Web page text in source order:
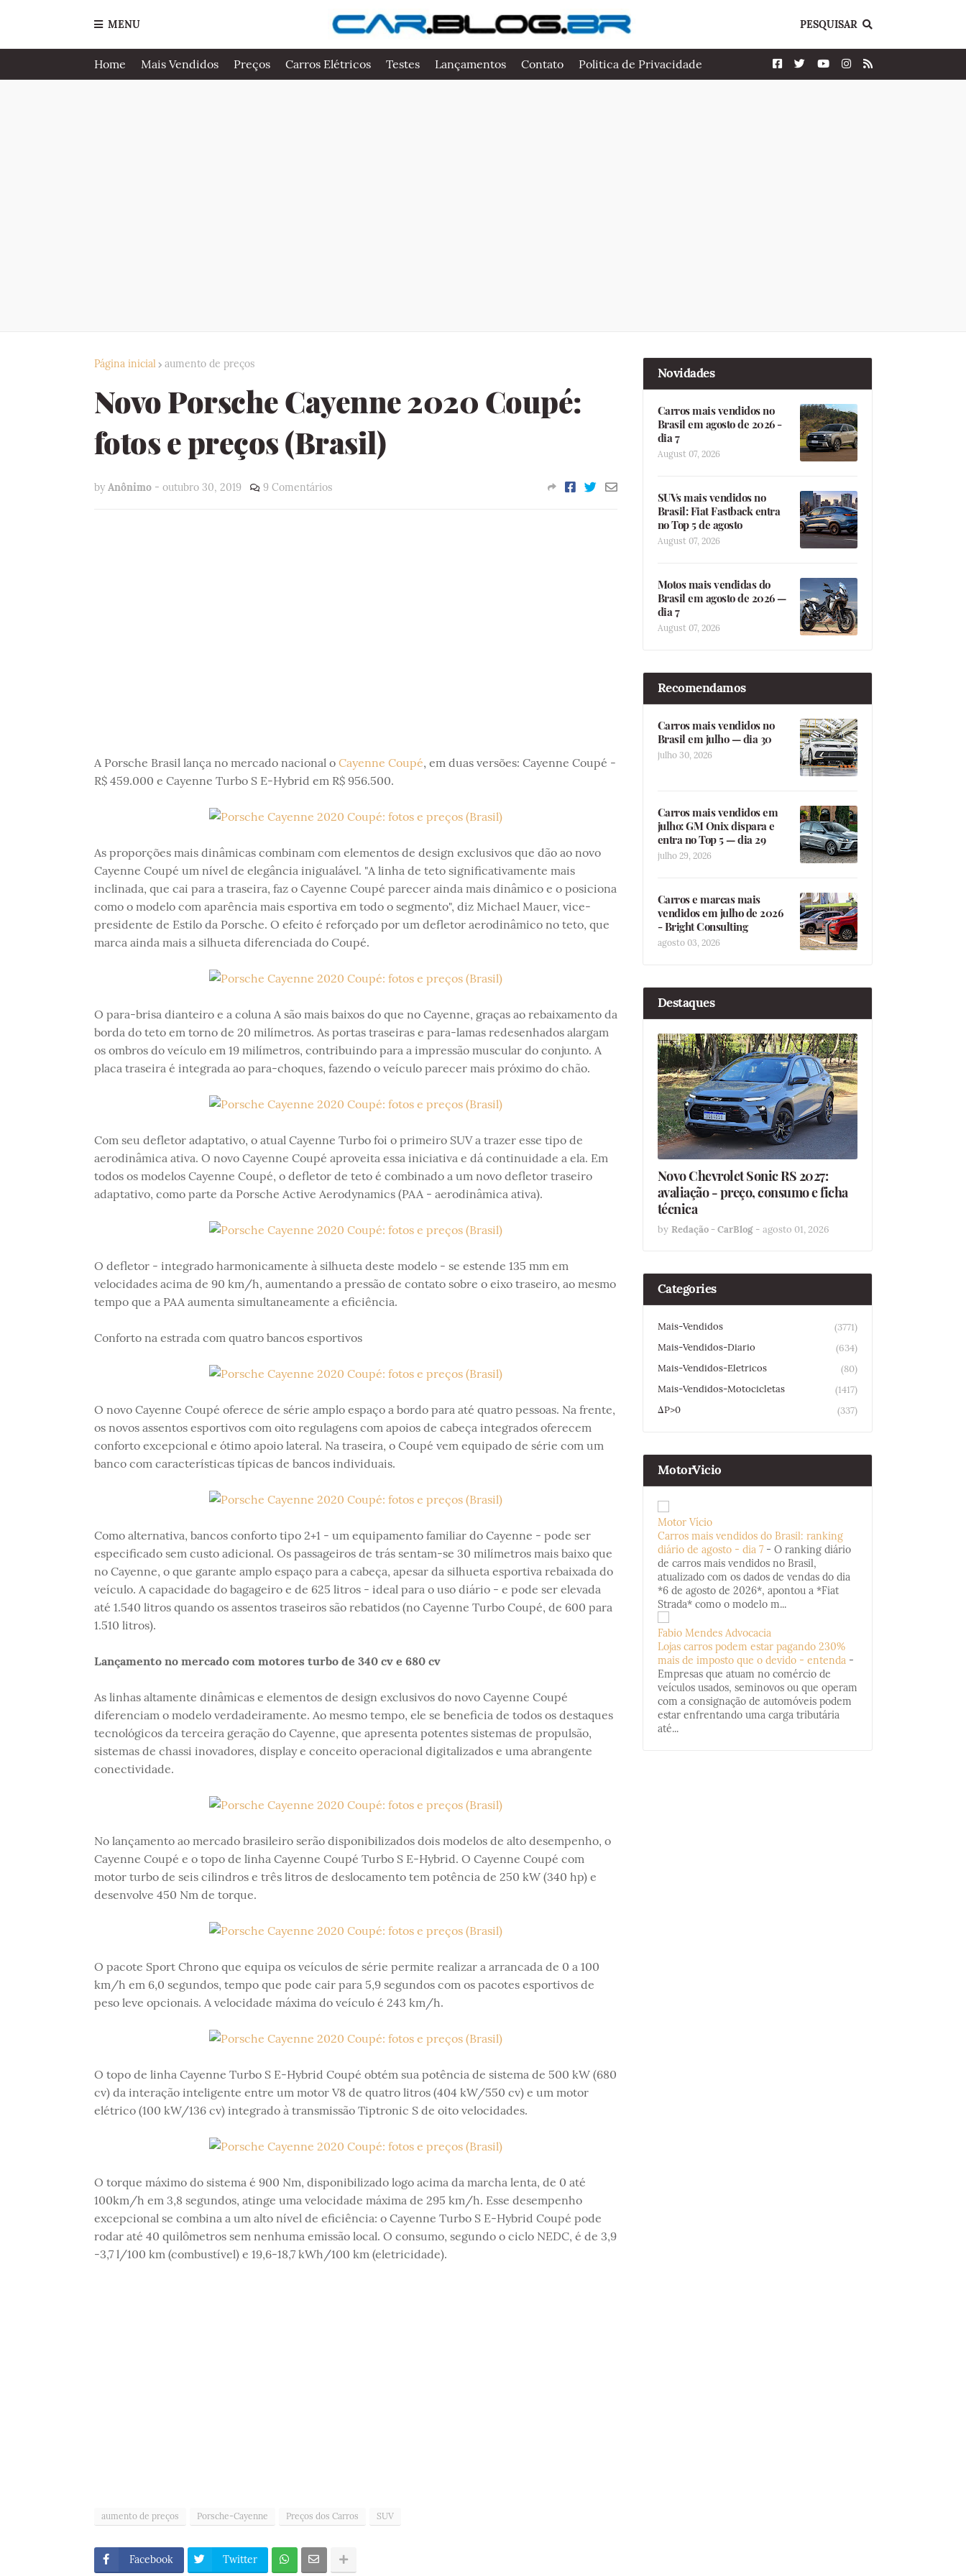
MENU PESQUISAR
Home Mais Vendidos Preços Carros Elétricos Testes Lançamentos Contato Politica de Privacidade
Página inicial aumento de preços
Novo Porsche Cayenne 2020 Coupé:
fotos e preços (Brasil)
by Anônimo - outubro 30, 2019 9 Comentários
A Porsche Brasil lança no mercado nacional o Cayenne Coupé, em duas versões: Cayenne Coupé -
R$ 459.000 e Cayenne Turbo S E-Hybrid em R$ 956.500.
As proporções mais dinâmicas combinam com elementos de design exclusivos que dão ao novo
Cayenne Coupé um nível de elegância inigualável. "A linha de teto significativamente mais
inclinada, que cai para a traseira, faz o Cayenne Coupé parecer ainda mais dinâmico e o posiciona
como o modelo com aparência mais esportiva em todo o segmento", diz Michael Mauer, vice-
presidente de Estilo da Porsche. O efeito é reforçado por um defletor aerodinâmico no teto, que
marca ainda mais a silhueta diferenciada do Coupé.
O para-brisa dianteiro e a coluna A são mais baixos do que no Cayenne, graças ao rebaixamento da
borda do teto em torno de 20 milímetros. As portas traseiras e para-lamas redesenhados alargam
os ombros do veículo em 19 milímetros, contribuindo para a impressão muscular do conjunto. A
placa traseira é integrada ao para-choques, fazendo o veículo parecer mais próximo do chão.
Com seu defletor adaptativo, o atual Cayenne Turbo foi o primeiro SUV a trazer esse tipo de
aerodinâmica ativa. O novo Cayenne Coupé aproveita essa iniciativa e dá continuidade a ela. Em
todos os modelos Cayenne Coupé, o defletor de teto é combinado a um novo defletor traseiro
adaptativo, como parte da Porsche Active Aerodynamics (PAA - aerodinâmica ativa).
O defletor - integrado harmonicamente à silhueta deste modelo - se estende 135 mm em
velocidades acima de 90 km/h, aumentando a pressão de contato sobre o eixo traseiro, ao mesmo
tempo que a PAA aumenta simultaneamente a eficiência.
Conforto na estrada com quatro bancos esportivos
O novo Cayenne Coupé oferece de série amplo espaço a bordo para até quatro pessoas. Na frente,
os novos assentos esportivos com oito regulagens com apoios de cabeça integrados oferecem
conforto excepcional e ótimo apoio lateral. Na traseira, o Coupé vem equipado de série com um
banco com características típicas de bancos individuais.
Como alternativa, bancos conforto tipo 2+1 - um equipamento familiar do Cayenne - pode ser
especificado sem custo adicional. Os passageiros de trás sentam-se 30 milímetros mais baixo que
no Cayenne, o que garante amplo espaço para a cabeça, apesar da silhueta esportiva rebaixada do
veículo. A capacidade do bagageiro e de 625 litros - ideal para o uso diário - e pode ser elevada
até 1.540 litros quando os assentos traseiros são rebatidos (no Cayenne Turbo Coupé, de 600 para
1.510 litros).
Lançamento no mercado com motores turbo de 340 cv e 680 cv
As linhas altamente dinâmicas e elementos de design exclusivos do novo Cayenne Coupé
diferenciam o modelo verdadeiramente. Ao mesmo tempo, ele se beneficia de todos os destaques
tecnológicos da terceira geração do Cayenne, que apresenta potentes sistemas de propulsão,
sistemas de chassi inovadores, display e conceito operacional digitalizados e uma abrangente
conectividade.
No lançamento ao mercado brasileiro serão disponibilizados dois modelos de alto desempenho, o
Cayenne Coupé e o topo de linha Cayenne Coupé Turbo S E-Hybrid. O Cayenne Coupé com
motor turbo de seis cilindros e três litros de deslocamento tem potência de 250 kW (340 hp) e
desenvolve 450 Nm de torque.
O pacote Sport Chrono que equipa os veículos de série permite realizar a arrancada de 0 a 100
km/h em 6,0 segundos, tempo que pode cair para 5,9 segundos com os pacotes esportivos de
peso leve opcionais. A velocidade máxima do veículo é 243 km/h.
O topo de linha Cayenne Turbo S E-Hybrid Coupé obtém sua potência de sistema de 500 kW (680
cv) da interação inteligente entre um motor V8 de quatro litros (404 kW/550 cv) e um motor
elétrico (100 kW/136 cv) integrado à transmissão Tiptronic S de oito velocidades.
O torque máximo do sistema é 900 Nm, disponibilizado logo acima da marcha lenta, de 0 até
100km/h em 3,8 segundos, atinge uma velocidade máxima de 295 km/h. Esse desempenho
excepcional se combina a um alto nível de eficiência: o Cayenne Turbo S E-Hybrid Coupé pode
rodar até 40 quilômetros sem nenhuma emissão local. O consumo, segundo o ciclo NEDC, é de 3,9
-3,7 l/100 km (combustível) e 19,6-18,7 kWh/100 km (eletricidade).
aumento de preços Porsche-Cayenne Preços dos Carros SUV
Facebook Twitter
Novidades
Carros mais vendidos no
Brasil em agosto de 2026 -
dia 7
August 07, 2026
SUVs mais vendidos no
Brasil: Fiat Fastback entra
no Top 5 de agosto
August 07, 2026
Motos mais vendidas do
Brasil em agosto de 2026 —
dia 7
August 07, 2026
Recomendamos
Carros mais vendidos no
Brasil em julho — dia 30
julho 30, 2026
Carros mais vendidos em
julho: GM Onix dispara e
entra no Top 5 — dia 29
julho 29, 2026
Carros e marcas mais
vendidos em julho de 2026
- Bright Consulting
agosto 03, 2026
Destaques
Novo Chevrolet Sonic RS 2027:
avaliação - preço, consumo e ficha
técnica
by Redação - CarBlog - agosto 01, 2026
Categories
Mais-Vendidos
(3771)
Mais-Vendidos-Diario
(634)
Mais-Vendidos-Eletricos
(80)
Mais-Vendidos-Motocicletas
(1417)
ΔP>0
(337)
MotorVicio
Motor Vício
Carros mais vendidos do Brasil: ranking
diário de agosto - dia 7 - O ranking diário
de carros mais vendidos no Brasil,
atualizado com os dados de vendas do dia
*6 de agosto de 2026*, apontou a *Fiat
Strada* como o modelo m...
Fabio Mendes Advocacia
Lojas carros podem estar pagando 230%
mais de imposto que o devido - entenda -
Empresas que atuam no comércio de
veículos usados, seminovos ou que operam
com a consignação de automóveis podem
estar enfrentando uma carga tributária
até...